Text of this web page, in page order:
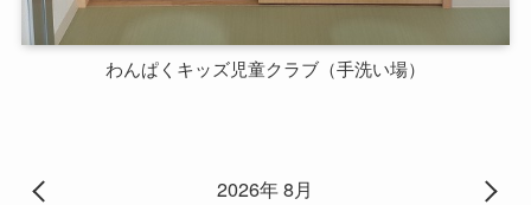
わんぱくキッズ児童クラブ（手洗い場）
2026年 8月